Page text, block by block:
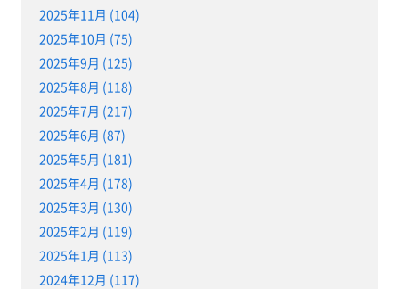
2025年11月 (104)
2025年10月 (75)
2025年9月 (125)
2025年8月 (118)
2025年7月 (217)
2025年6月 (87)
2025年5月 (181)
2025年4月 (178)
2025年3月 (130)
2025年2月 (119)
2025年1月 (113)
2024年12月 (117)